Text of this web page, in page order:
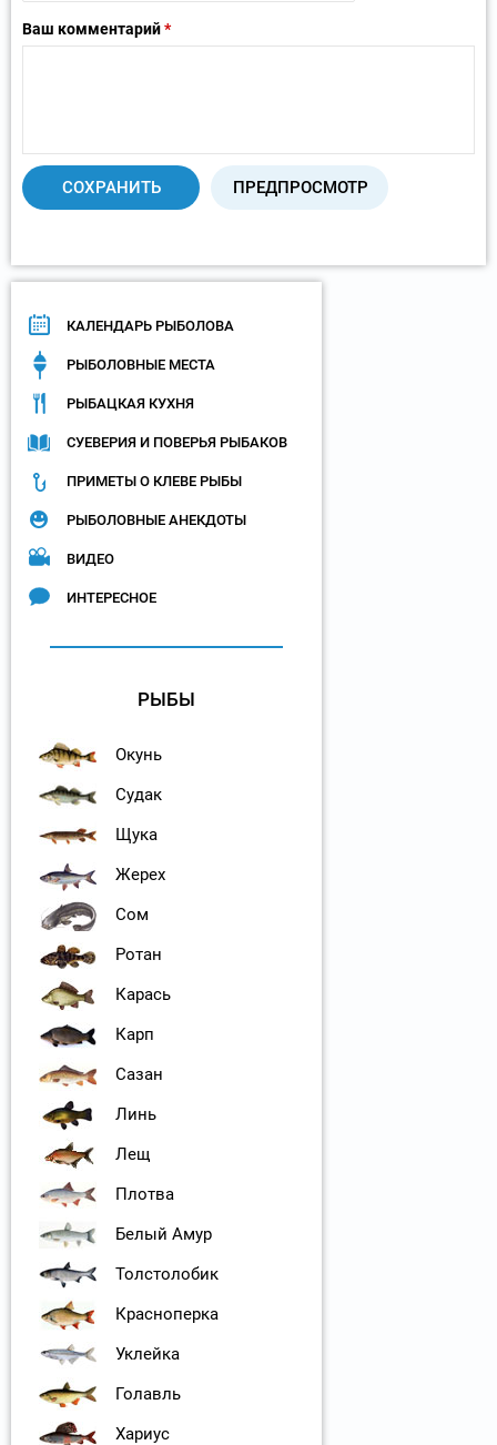
Ваш комментарий*
КАЛЕНДАРЬ РЫБОЛОВА
РЫБОЛОВНЫЕ МЕСТА
РЫБАЦКАЯ КУХНЯ
СУЕВЕРИЯ И ПОВЕРЬЯ РЫБАКОВ
ПРИМЕТЫ О КЛЕВЕ РЫБЫ
РЫБОЛОВНЫЕ АНЕКДОТЫ
ВИДЕО
ИНТЕРЕСНОЕ
РЫБЫ
Окунь
Судак
Щука
Жерех
Сом
Ротан
Карась
Карп
Сазан
Линь
Лещ
Плотва
Белый Амур
Толстолобик
Красноперка
Уклейка
Голавль
Хариус